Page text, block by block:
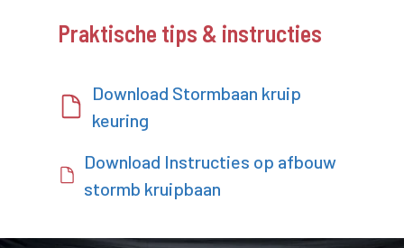
Praktische tips & instructies
Download Stormbaan kruip
keuring
Download Instructies op afbouw
stormb kruipbaan